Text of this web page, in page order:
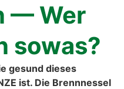
— Wer
sowas?
gesund dieses
ist. Die Brennnessel